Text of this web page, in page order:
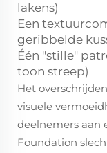
lakens)
Een
geribbelde
Één "stille"
toon streep)
Het
visuele
deelnemers aan
Foundation